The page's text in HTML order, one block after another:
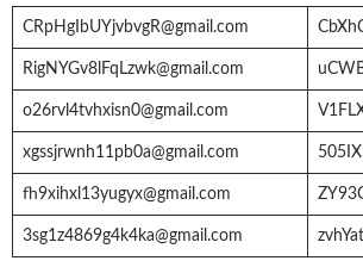
CRpHgIbUYjvbvgR@gmail.com
RigNYGv8lFqLzwk@gmail.com
o26rvl4tvhxisn0@gmail.com
xgssjrwnh11pb0a@gmail.com
fh9xihxl13yugyx@gmail.com
3sg1z4869g4k4ka@gmail.com